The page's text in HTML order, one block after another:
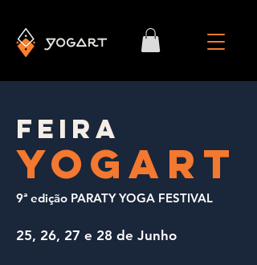
FEIRA
YOGART
9ª edição PARATY YOGA FESTIVAL
25, 26, 27 e 28 de Junho